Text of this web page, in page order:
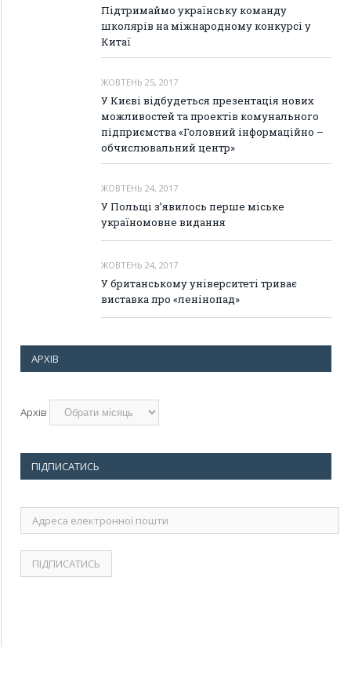
Підтримаймо українську команду
школярів на міжнародному конкурсі у
Китаї
ЖОВТЕНЬ 25, 2017
У Києві відбудеться презентація нових
можливостей та проектів комунального
підприємства «Головний інформаційно –
обчислювальний центр»
ЖОВТЕНЬ 24, 2017
У Польщі з’явилось перше міське
україномовне видання
ЖОВТЕНЬ 24, 2017
У британському університеті триває
виставка про «ленінопад»
АРХІВ
Архів
ПІДПИСАТИСЬ
Адреса
електронної